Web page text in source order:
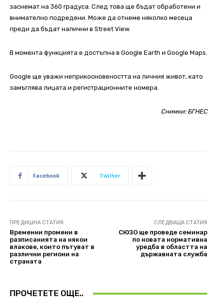
заснемат на 360 градуса. След това ще бъдат обработени и
внимателно подредени. Може да отнеме няколко месеца
преди да бъдат налични в Street View.
В момента функцията е достъпна в Google Earth и Google Maps.
Google ще уважи неприкосновеността на личния живот, като
замъглява лицата и регистрационните номера.
Снимки: БГНЕС
Facebook Twitter
ПРЕДИШНА СТАТИЯ
Временни промени в
разписанията на някои
влакове, които пътуват в
различни региони на
страната
СЛЕДВАЩА СТАТИЯ
СЮЗО ще проведе семинар
по новата нормативна
уредба в областта на
държавната служба
ПРОЧЕТЕТЕ ОЩЕ..